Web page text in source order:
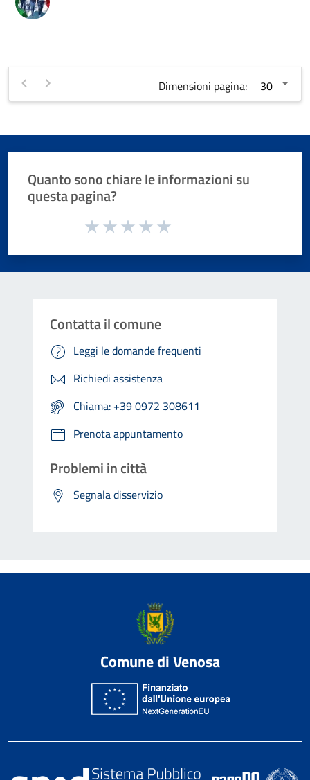
Dimensioni pagina:
Quanto sono chiare le informazioni su
questa pagina?
Valuta da 1 a 5 stelle la pagina
Contatta il comune
Leggi le domande frequenti
Richiedi assistenza
Chiama: +39 0972 308611
Prenota appuntamento
Problemi in città
Segnala disservizio
Comune di Venosa